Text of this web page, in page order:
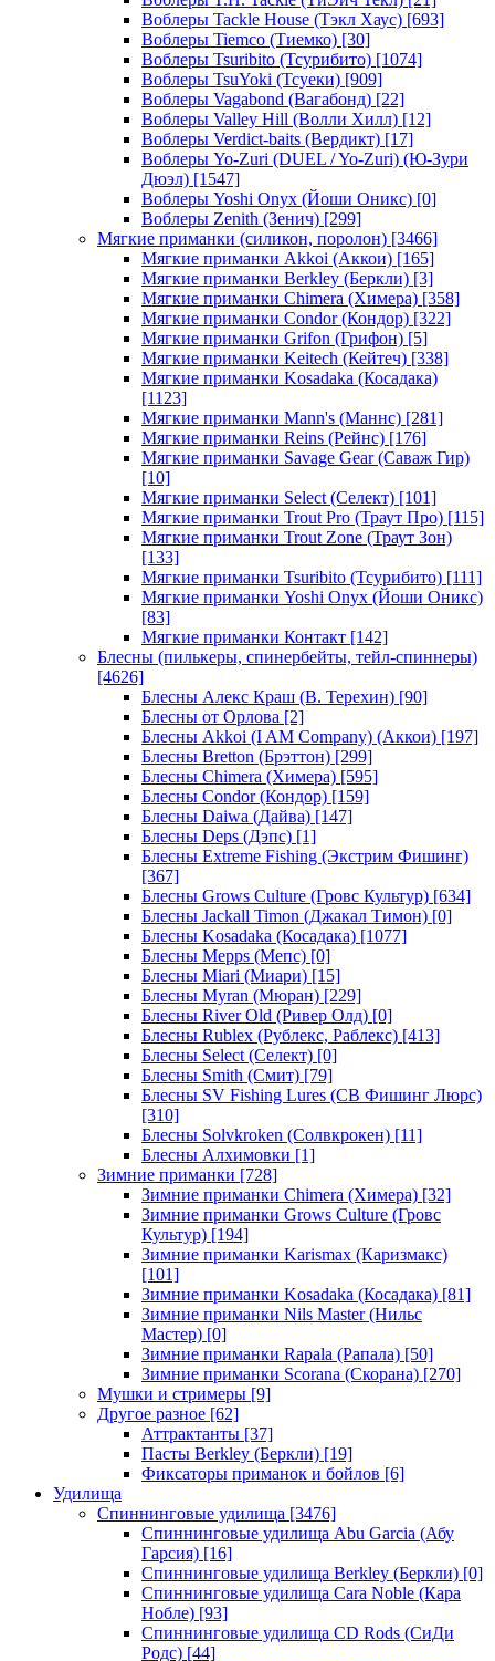
Воблеры Tackle House (Тэкл Хаус) [693]
Воблеры Tiemco (Тиемко) [30]
Воблеры Tsuribito (Тсурибито) [1074]
Воблеры TsuYoki (Тсуеки) [909]
Воблеры Vagabond (Вагабонд) [22]
Воблеры Valley Hill (Волли Хилл) [12]
Воблеры Verdict-baits (Вердикт) [17]
Воблеры Yo-Zuri (DUEL / Yo-Zuri) (Ю-Зури
Дюэл) [1547]
Воблеры Yoshi Onyx (Йоши Оникс) [0]
Воблеры Zenith (Зенич) [299]
Мягкие приманки (силикон, поролон) [3466]
Мягкие приманки Akkoi (Аккои) [165]
Мягкие приманки Berkley (Беркли) [3]
Мягкие приманки Chimera (Химера) [358]
Мягкие приманки Condor (Кондор) [322]
Мягкие приманки Grifon (Грифон) [5]
Мягкие приманки Keitech (Кейтеч) [338]
Мягкие приманки Kosadaka (Косадака)
[1123]
Мягкие приманки Mann's (Маннс) [281]
Мягкие приманки Reins (Рейнс) [176]
Мягкие приманки Savage Gear (Саваж Гир)
[10]
Мягкие приманки Select (Селект) [101]
Мягкие приманки Trout Pro (Траут Про) [115]
Мягкие приманки Trout Zone (Траут Зон)
[133]
Мягкие приманки Tsuribito (Тсурибито) [111]
Мягкие приманки Yoshi Onyx (Йоши Оникс)
[83]
Мягкие приманки Контакт [142]
Блесны (пилькеры, спинербейты, тейл-спиннеры)
[4626]
Блесны Алекс Краш (В. Терехин) [90]
Блесны от Орлова [2]
Блесны Akkoi (I AM Company) (Аккои) [197]
Блесны Bretton (Брэттон) [299]
Блесны Chimera (Химера) [595]
Блесны Condor (Кондор) [159]
Блесны Daiwa (Дайва) [147]
Блесны Deps (Дэпс) [1]
Блесны Extreme Fishing (Экстрим Фишинг)
[367]
Блесны Grows Culture (Гровс Культур) [634]
Блесны Jackall Timon (Джакал Тимон) [0]
Блесны Kosadaka (Косадака) [1077]
Блесны Mepps (Мепс) [0]
Блесны Miari (Миари) [15]
Блесны Myran (Мюран) [229]
Блесны River Old (Ривер Олд) [0]
Блесны Rublex (Рублекс, Раблекс) [413]
Блесны Select (Селект) [0]
Блесны Smith (Смит) [79]
Блесны SV Fishing Lures (СВ Фишинг Люрс)
[310]
Блесны Solvkroken (Солвкрокен) [11]
Блесны Алхимовки [1]
Зимние приманки [728]
Зимние приманки Chimera (Химера) [32]
Зимние приманки Grows Culture (Гровс
Культур) [194]
Зимние приманки Karismax (Каризмакс)
[101]
Зимние приманки Kosadaka (Косадака) [81]
Зимние приманки Nils Master (Нильс
Мастер) [0]
Зимние приманки Rapala (Рапала) [50]
Зимние приманки Scorana (Скорана) [270]
Мушки и стримеры [9]
Другое разное [62]
Аттрактанты [37]
Пасты Berkley (Беркли) [19]
Фиксаторы приманок и бойлов [6]
Удилища
Спиннинговые удилища [3476]
Спиннинговые удилища Abu Garcia (Абу
Гарсия) [16]
Спиннинговые удилища Berkley (Беркли) [0]
Спиннинговые удилища Cara Noble (Кара
Нобле) [93]
Спиннинговые удилища CD Rods (СиДи
Родс) [44]